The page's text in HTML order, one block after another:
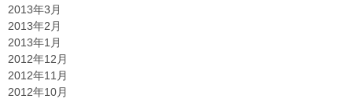
2013年3月
2013年2月
2013年1月
2012年12月
2012年11月
2012年10月